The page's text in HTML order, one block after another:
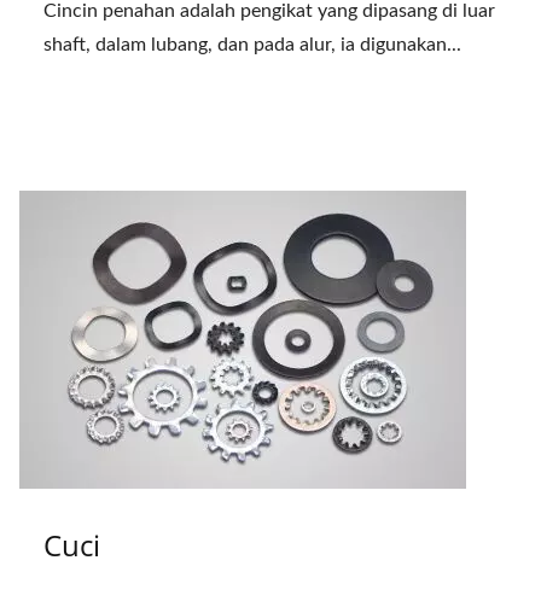
Cincin penahan adalah pengikat yang dipasang di luar
shaft, dalam lubang, dan pada alur, ia digunakan...
Cuci